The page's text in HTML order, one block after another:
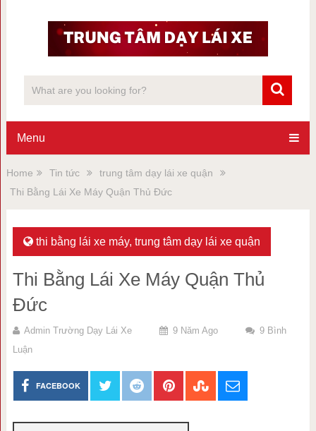
Menu
Home Tin tức
trung tâm dạy lái xe quận
Thi Bằng Lái Xe Máy Quận Thủ Đức
thi bằng lái xe máy, trung tâm dạy lái xe quận
Thi Bằng Lái Xe Máy Quận Thủ
Đức
Admin Trường Dạy Lái Xe 9 Năm Ago
9 Bình
Luận
FACEBOOK